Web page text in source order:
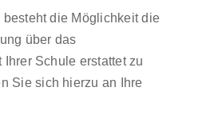
besteht die Möglichkeit die
über das
Schule erstattet zu
Sie sich hierzu an Ihre